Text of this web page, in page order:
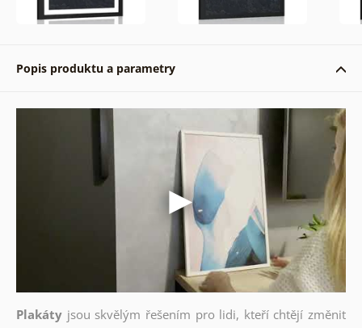
Popis produktu a parametry
Plakáty jsou skvělým řešením pro lidi, kteří chtějí změnit